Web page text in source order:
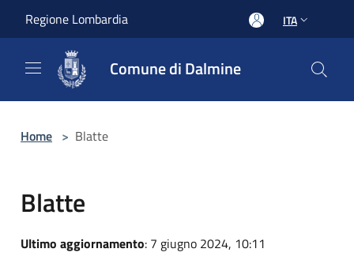
Regione Lombardia ITA
Comune di Dalmine
Home > Blatte
Blatte
Ultimo aggiornamento: 7 giugno 2024, 10:11